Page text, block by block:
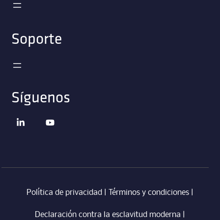
Soporte
Síguenos
Política de privacidad Términos y condiciones
Declaración contra la esclavitud moderna